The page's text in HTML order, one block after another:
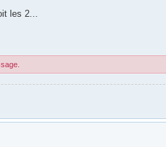
les 2...